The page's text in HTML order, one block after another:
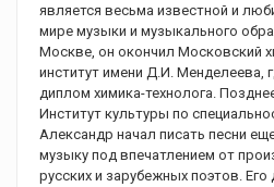
является весьма известной и
мире музыки и музыкального
Москве, он окончил Московский
институт имени Д.И. Менделеева,
диплом химика-технолога.
Институт культуры по
Александр начал писать песни
музыку под впечатлением от
русских и зарубежных поэтов.